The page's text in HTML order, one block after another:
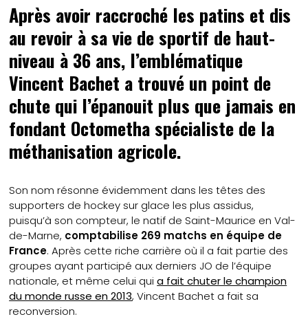
Après avoir raccroché les patins et dis
au revoir à sa vie de sportif de haut-
niveau à 36 ans, l’emblématique
Vincent Bachet a trouvé un point de
chute qui l’épanouit plus que jamais en
fondant Octometha spécialiste de la
méthanisation agricole.
Son nom résonne évidemment dans les têtes des
supporters de hockey sur glace les plus assidus,
puisqu’à son compteur, le natif de Saint-Maurice en Val-
de-Marne, comptabilise 269 matchs en équipe de
France. Après cette riche carrière où il a fait partie des
groupes ayant participé aux derniers JO de l’équipe
nationale, et même celui quia fait chuter le champion
du monde russe en 2013, Vincent Bachet a fait sa
reconversion.